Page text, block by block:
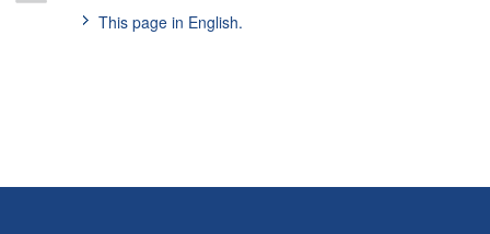
This page in English.